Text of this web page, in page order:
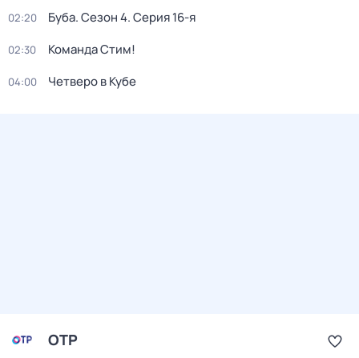
02:20 Буба. Сезон 4. Серия 16-я
02:30 Команда Стим!
04:00 Четверо в Кубе
ОТР